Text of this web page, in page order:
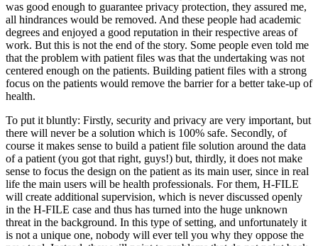
was good enough to guarantee privacy protection, they assured me,
all hindrances would be removed. And these people had academic
degrees and enjoyed a good reputation in their respective areas of
work. But this is not the end of the story. Some people even told me
that the problem with patient files was that the undertaking was not
centered enough on the patients. Building patient files with a strong
focus on the patients would remove the barrier for a better take-up of
health.
To put it bluntly: Firstly, security and privacy are very important, but
there will never be a solution which is 100% safe. Secondly, of
course it makes sense to build a patient file solution around the data
of a patient (you got that right, guys!) but, thirdly, it does not make
sense to focus the design on the patient as its main user, since in real
life the main users will be health professionals. For them, H-FILE
will create additional supervision, which is never discussed openly
in the H-FILE case and thus has turned into the huge unknown
threat in the background. In this type of setting, and unfortunately it
is not a unique one, nobody will ever tell you why they oppose the